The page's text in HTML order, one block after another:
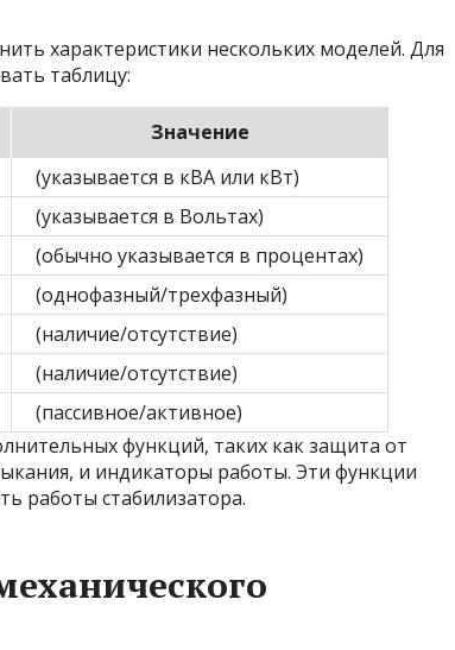
характеристики нескольких моделей. Для
таблицу:
Значение
(указывается в кВА или кВт)
(указывается в Вольтах)
(обычно указывается в процентах)
(однофазный/трехфазный)
(наличие/отсутствие)
(наличие/отсутствие)
(пассивное/активное)
функций, таких как защита от
и индикаторы работы. Эти функции
работы стабилизатора.